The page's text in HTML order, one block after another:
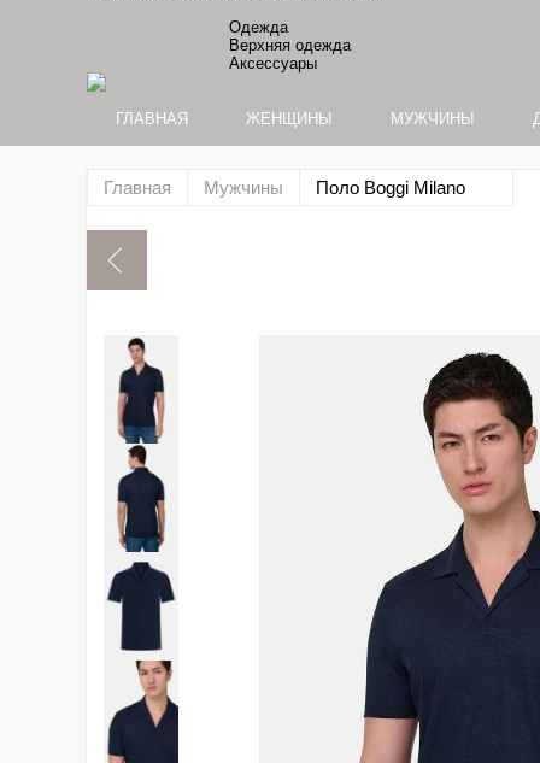
Одежда
Верхняя одежда
Аксессуары
ГЛАВНАЯ ЖЕНЩИНЫ МУЖЧИНЫ
Главная Мужчины Поло Boggi Milano